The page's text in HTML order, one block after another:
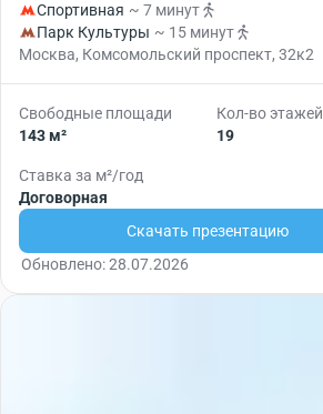
Спортивная ~ 7 минут
Парк Культуры ~ 15 минут
Москва, Комсомольский проспект, 32к2
Свободные площади
143 м²
Кол-во этажей
19
Ставка за м²/год
Договорная
Скачать презентацию
Обновлено: 28.07.2026